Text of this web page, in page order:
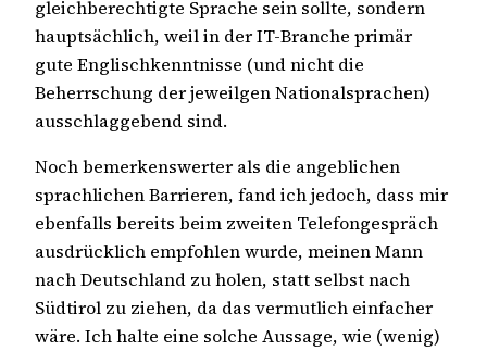
gleichberechtigte Sprache sein sollte, sondern
hauptsächlich, weil in der IT-Branche primär
gute Englischkenntnisse (und nicht die
Beherrschung der jeweilgen Nationalsprachen)
ausschlaggebend sind.
Noch bemerkenswerter als die angeblichen
sprachlichen Barrieren, fand ich jedoch, dass mir
ebenfalls bereits beim zweiten Telefongespräch
ausdrücklich empfohlen wurde, meinen Mann
nach Deutschland zu holen, statt selbst nach
Südtirol zu ziehen, da das vermutlich einfacher
wäre. Ich halte eine solche Aussage, wie (wenig)